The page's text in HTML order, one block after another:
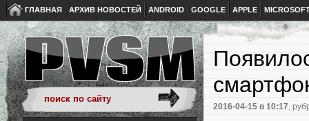
ГЛАВНАЯ АРХИВ НОВОСТЕЙ ANDROID GOOGLE APPLE
2016-04-15 в 10:17,